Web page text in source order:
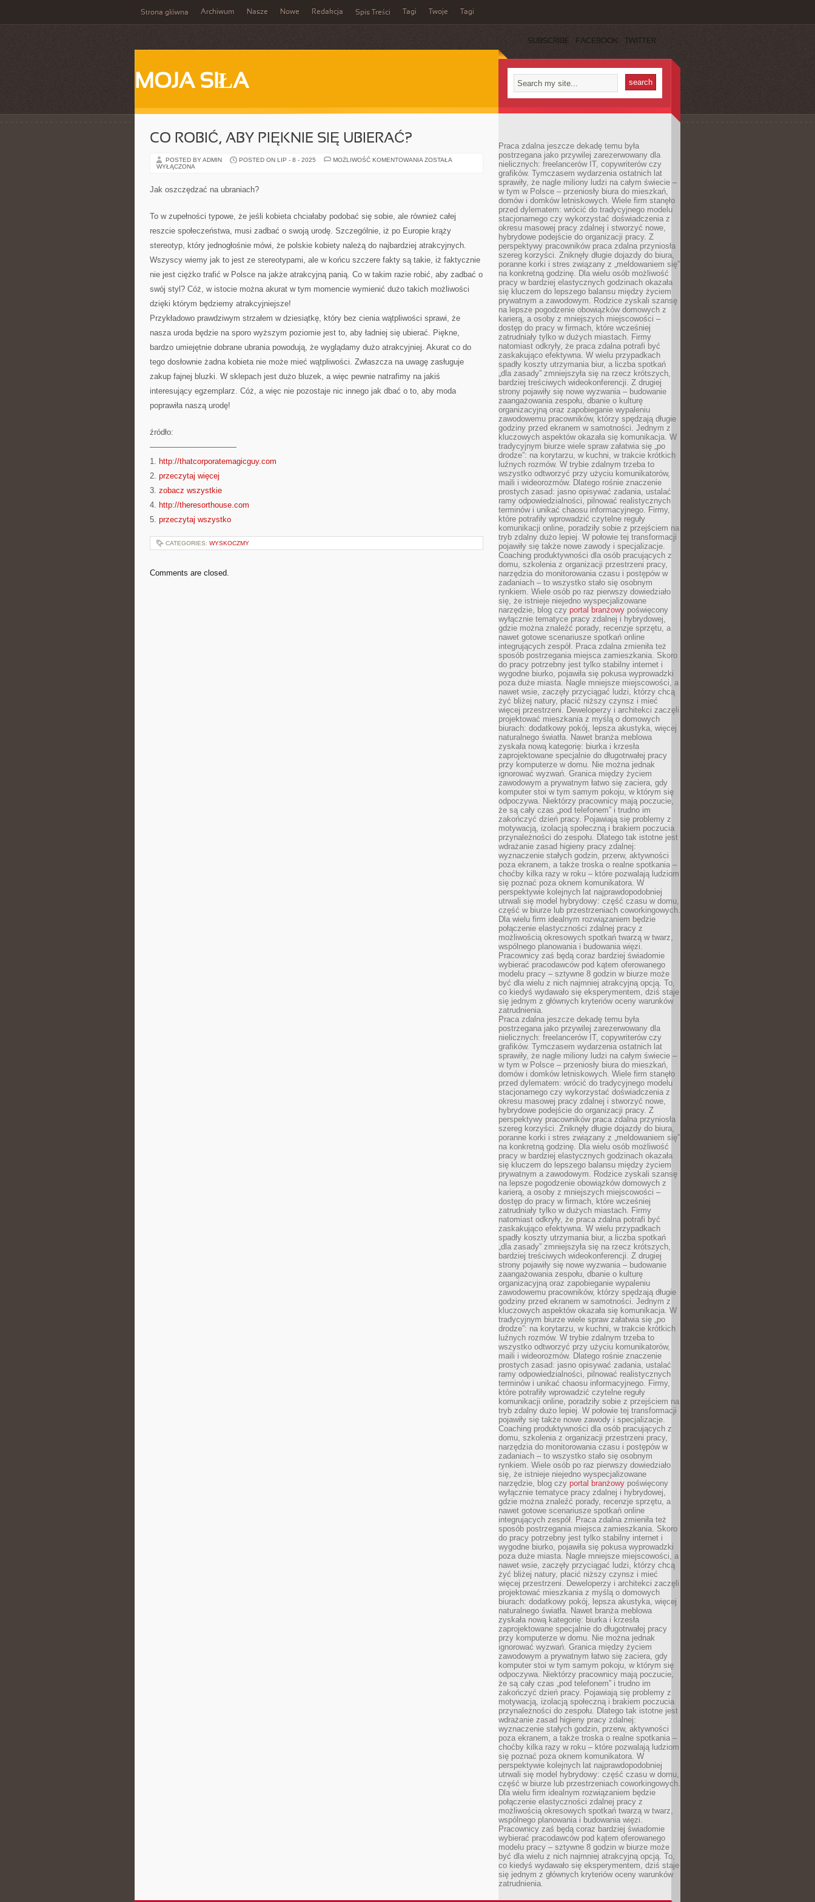
Strona główna Archiwum Nasze Nowe Redakcja Spis Treści Tagi Twoje Tagi
SUBSCRIBE FACEBOOK TWITTER
MOJA SIŁA
CO ROBIĆ, ABY PIĘKNIE SIĘ UBIERAĆ?
POSTED BY ADMIN POSTED ON LIP - 8 - 2025 MOŻLIWOŚĆ KOMENTOWANIA CO
ZOSTAŁA
WYŁĄCZONA
Jak oszczędzać na ubraniach?
To w zupełności typowe, że jeśli kobieta chciałaby podobać się sobie, ale również całej
reszcie społeczeństwa, musi zadbać o swoją urodę. Szczególnie, iż po Europie krąży
stereotyp, który jednogłośnie mówi, że polskie kobiety należą do najbardziej atrakcyjnych.
Wszyscy wiemy jak to jest ze stereotypami, ale w końcu szczere fakty są takie, iż faktycznie
nie jest ciężko trafić w Polsce na jakże atrakcyjną panią. Co w takim razie robić, aby zadbać o
swój styl? Cóż, w istocie można akurat w tym momencie wymienić dużo takich możliwości
dzięki którym będziemy atrakcyjniejsze!
Przykładowo prawdziwym strzałem w dziesiątkę, który bez cienia wątpliwości sprawi, że
nasza uroda będzie na sporo wyższym poziomie jest to, aby ładniej się ubierać. Piękne,
bardzo umiejętnie dobrane ubrania powodują, że wyglądamy dużo atrakcyjniej. Akurat co do
tego dosłownie żadna kobieta nie może mieć wątpliwości. Zwłaszcza na uwagę zasługuje
zakup fajnej bluzki. W sklepach jest dużo bluzek, a więc pewnie natrafimy na jakiś
interesujący egzemplarz. Cóż, a więc nie pozostaje nic innego jak dbać o to, aby moda
poprawiła naszą urodę!
źródło:
———————————
1. http://thatcorporatemagicguy.com
2. przeczytaj więcej
3. zobacz wszystkie
4. http://theresorthouse.com
5. przeczytaj wszystko
CATEGORIES: WYSKOCZMY
Comments are closed.
Praca zdalna jeszcze dekadę temu była
postrzegana jako przywilej zarezerwowany dla
nielicznych: freelancerów IT, copywriterów czy
grafików. Tymczasem wydarzenia ostatnich lat
sprawiły, że nagle miliony ludzi na całym świecie –
w tym w Polsce – przeniosły biura do mieszkań,
domów i domków letniskowych. Wiele firm stanęło
przed dylematem: wrócić do tradycyjnego modelu
stacjonarnego czy wykorzystać doświadczenia z
okresu masowej pracy zdalnej i stworzyć nowe,
hybrydowe podejście do organizacji pracy. Z
perspektywy pracowników praca zdalna przyniosła
szereg korzyści. Zniknęły długie dojazdy do biura,
poranne korki i stres związany z „meldowaniem się”
na konkretną godzinę. Dla wielu osób możliwość
pracy w bardziej elastycznych godzinach okazała
się kluczem do lepszego balansu między życiem
prywatnym a zawodowym. Rodzice zyskali szansę
na lepsze pogodzenie obowiązków domowych z
karierą, a osoby z mniejszych miejscowości –
dostęp do pracy w firmach, które wcześniej
zatrudniały tylko w dużych miastach. Firmy
natomiast odkryły, że praca zdalna potrafi być
zaskakująco efektywna. W wielu przypadkach
spadły koszty utrzymania biur, a liczba spotkań
„dla zasady” zmniejszyła się na rzecz krótszych,
bardziej treściwych wideokonferencji. Z drugiej
strony pojawiły się nowe wyzwania – budowanie
zaangażowania zespołu, dbanie o kulturę
organizacyjną oraz zapobieganie wypaleniu
zawodowemu pracowników, którzy spędzają długie
godziny przed ekranem w samotności. Jednym z
kluczowych aspektów okazała się komunikacja. W
tradycyjnym biurze wiele spraw załatwia się „po
drodze”: na korytarzu, w kuchni, w trakcie krótkich
luźnych rozmów. W trybie zdalnym trzeba to
wszystko odtworzyć przy użyciu komunikatorów,
maili i wideorozmów. Dlatego rośnie znaczenie
prostych zasad: jasno opisywać zadania, ustalać
ramy odpowiedzialności, pilnować realistycznych
terminów i unikać chaosu informacyjnego. Firmy,
które potrafiły wprowadzić czytelne reguły
komunikacji online, poradziły sobie z przejściem na
tryb zdalny dużo lepiej. W połowie tej transformacji
pojawiły się także nowe zawody i specjalizacje.
Coaching produktywności dla osób pracujących z
domu, szkolenia z organizacji przestrzeni pracy,
narzędzia do monitorowania czasu i postępów w
zadaniach – to wszystko stało się osobnym
rynkiem. Wiele osób po raz pierwszy dowiedziało
się, że istnieje niejedno wyspecjalizowane
narzędzie, blog czy portal branżowy poświęcony
wyłącznie tematyce pracy zdalnej i hybrydowej,
gdzie można znaleźć porady, recenzje sprzętu, a
nawet gotowe scenariusze spotkań online
integrujących zespół. Praca zdalna zmieniła też
sposób postrzegania miejsca zamieszkania. Skoro
do pracy potrzebny jest tylko stabilny internet i
wygodne biurko, pojawiła się pokusa wyprowadzki
poza duże miasta. Nagle mniejsze miejscowości, a
nawet wsie, zaczęły przyciągać ludzi, którzy chcą
żyć bliżej natury, płacić niższy czynsz i mieć
więcej przestrzeni. Deweloperzy i architekci zaczęli
projektować mieszkania z myślą o domowych
biurach: dodatkowy pokój, lepsza akustyka, więcej
naturalnego światła. Nawet branża meblowa
zyskała nową kategorię: biurka i krzesła
zaprojektowane specjalnie do długotrwałej pracy
przy komputerze w domu. Nie można jednak
ignorować wyzwań. Granica między życiem
zawodowym a prywatnym łatwo się zaciera, gdy
komputer stoi w tym samym pokoju, w którym się
odpoczywa. Niektórzy pracownicy mają poczucie,
że są cały czas „pod telefonem” i trudno im
zakończyć dzień pracy. Pojawiają się problemy z
motywacją, izolacją społeczną i brakiem poczucia
przynależności do zespołu. Dlatego tak istotne jest
wdrażanie zasad higieny pracy zdalnej:
wyznaczenie stałych godzin, przerw, aktywności
poza ekranem, a także troska o realne spotkania –
choćby kilka razy w roku – które pozwalają ludziom
się poznać poza oknem komunikatora. W
perspektywie kolejnych lat najprawdopodobniej
utrwali się model hybrydowy: część czasu w domu,
część w biurze lub przestrzeniach coworkingowych.
Dla wielu firm idealnym rozwiązaniem będzie
połączenie elastyczności zdalnej pracy z
możliwością okresowych spotkań twarzą w twarz,
wspólnego planowania i budowania więzi.
Pracownicy zaś będą coraz bardziej świadomie
wybierać pracodawców pod kątem oferowanego
modelu pracy – sztywne 8 godzin w biurze może
być dla wielu z nich najmniej atrakcyjną opcją. To,
co kiedyś wydawało się eksperymentem, dziś staje
się jednym z głównych kryteriów oceny warunków
zatrudnienia.
Praca zdalna jeszcze dekadę temu była
postrzegana jako przywilej zarezerwowany dla
nielicznych: freelancerów IT, copywriterów czy
grafików. Tymczasem wydarzenia ostatnich lat
sprawiły, że nagle miliony ludzi na całym świecie –
w tym w Polsce – przeniosły biura do mieszkań,
domów i domków letniskowych. Wiele firm stanęło
przed dylematem: wrócić do tradycyjnego modelu
stacjonarnego czy wykorzystać doświadczenia z
okresu masowej pracy zdalnej i stworzyć nowe,
hybrydowe podejście do organizacji pracy. Z
perspektywy pracowników praca zdalna przyniosła
szereg korzyści. Zniknęły długie dojazdy do biura,
poranne korki i stres związany z „meldowaniem się”
na konkretną godzinę. Dla wielu osób możliwość
pracy w bardziej elastycznych godzinach okazała
się kluczem do lepszego balansu między życiem
prywatnym a zawodowym. Rodzice zyskali szansę
na lepsze pogodzenie obowiązków domowych z
karierą, a osoby z mniejszych miejscowości –
dostęp do pracy w firmach, które wcześniej
zatrudniały tylko w dużych miastach. Firmy
natomiast odkryły, że praca zdalna potrafi być
zaskakująco efektywna. W wielu przypadkach
spadły koszty utrzymania biur, a liczba spotkań
„dla zasady” zmniejszyła się na rzecz krótszych,
bardziej treściwych wideokonferencji. Z drugiej
strony pojawiły się nowe wyzwania – budowanie
zaangażowania zespołu, dbanie o kulturę
organizacyjną oraz zapobieganie wypaleniu
zawodowemu pracowników, którzy spędzają długie
godziny przed ekranem w samotności. Jednym z
kluczowych aspektów okazała się komunikacja. W
tradycyjnym biurze wiele spraw załatwia się „po
drodze”: na korytarzu, w kuchni, w trakcie krótkich
luźnych rozmów. W trybie zdalnym trzeba to
wszystko odtworzyć przy użyciu komunikatorów,
maili i wideorozmów. Dlatego rośnie znaczenie
prostych zasad: jasno opisywać zadania, ustalać
ramy odpowiedzialności, pilnować realistycznych
terminów i unikać chaosu informacyjnego. Firmy,
które potrafiły wprowadzić czytelne reguły
komunikacji online, poradziły sobie z przejściem na
tryb zdalny dużo lepiej. W połowie tej transformacji
pojawiły się także nowe zawody i specjalizacje.
Coaching produktywności dla osób pracujących z
domu, szkolenia z organizacji przestrzeni pracy,
narzędzia do monitorowania czasu i postępów w
zadaniach – to wszystko stało się osobnym
rynkiem. Wiele osób po raz pierwszy dowiedziało
się, że istnieje niejedno wyspecjalizowane
narzędzie, blog czy portal branżowy poświęcony
wyłącznie tematyce pracy zdalnej i hybrydowej,
gdzie można znaleźć porady, recenzje sprzętu, a
nawet gotowe scenariusze spotkań online
integrujących zespół. Praca zdalna zmieniła też
sposób postrzegania miejsca zamieszkania. Skoro
do pracy potrzebny jest tylko stabilny internet i
wygodne biurko, pojawiła się pokusa wyprowadzki
poza duże miasta. Nagle mniejsze miejscowości, a
nawet wsie, zaczęły przyciągać ludzi, którzy chcą
żyć bliżej natury, płacić niższy czynsz i mieć
więcej przestrzeni. Deweloperzy i architekci zaczęli
projektować mieszkania z myślą o domowych
biurach: dodatkowy pokój, lepsza akustyka, więcej
naturalnego światła. Nawet branża meblowa
zyskała nową kategorię: biurka i krzesła
zaprojektowane specjalnie do długotrwałej pracy
przy komputerze w domu. Nie można jednak
ignorować wyzwań. Granica między życiem
zawodowym a prywatnym łatwo się zaciera, gdy
komputer stoi w tym samym pokoju, w którym się
odpoczywa. Niektórzy pracownicy mają poczucie,
że są cały czas „pod telefonem” i trudno im
zakończyć dzień pracy. Pojawiają się problemy z
motywacją, izolacją społeczną i brakiem poczucia
przynależności do zespołu. Dlatego tak istotne jest
wdrażanie zasad higieny pracy zdalnej:
wyznaczenie stałych godzin, przerw, aktywności
poza ekranem, a także troska o realne spotkania –
choćby kilka razy w roku – które pozwalają ludziom
się poznać poza oknem komunikatora. W
perspektywie kolejnych lat najprawdopodobniej
utrwali się model hybrydowy: część czasu w domu,
część w biurze lub przestrzeniach coworkingowych.
Dla wielu firm idealnym rozwiązaniem będzie
połączenie elastyczności zdalnej pracy z
możliwością okresowych spotkań twarzą w twarz,
wspólnego planowania i budowania więzi.
Pracownicy zaś będą coraz bardziej świadomie
wybierać pracodawców pod kątem oferowanego
modelu pracy – sztywne 8 godzin w biurze może
być dla wielu z nich najmniej atrakcyjną opcją. To,
co kiedyś wydawało się eksperymentem, dziś staje
się jednym z głównych kryteriów oceny warunków
zatrudnienia.